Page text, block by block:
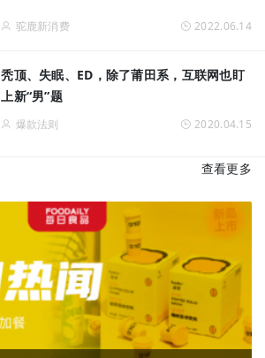
驼鹿新消费 2022.06.14
秃顶、失眠、ED，除了莆田系，互联网也盯
上新“男”题
爆款法则 2020.04.15
查看更多